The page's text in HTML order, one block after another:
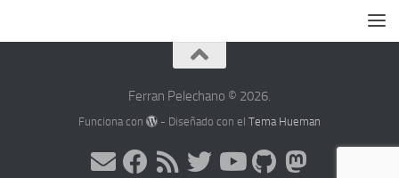
Ferran Pelechano © 2026.
Funciona con - Diseñado con elTema Hueman